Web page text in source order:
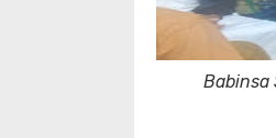
Babinsa